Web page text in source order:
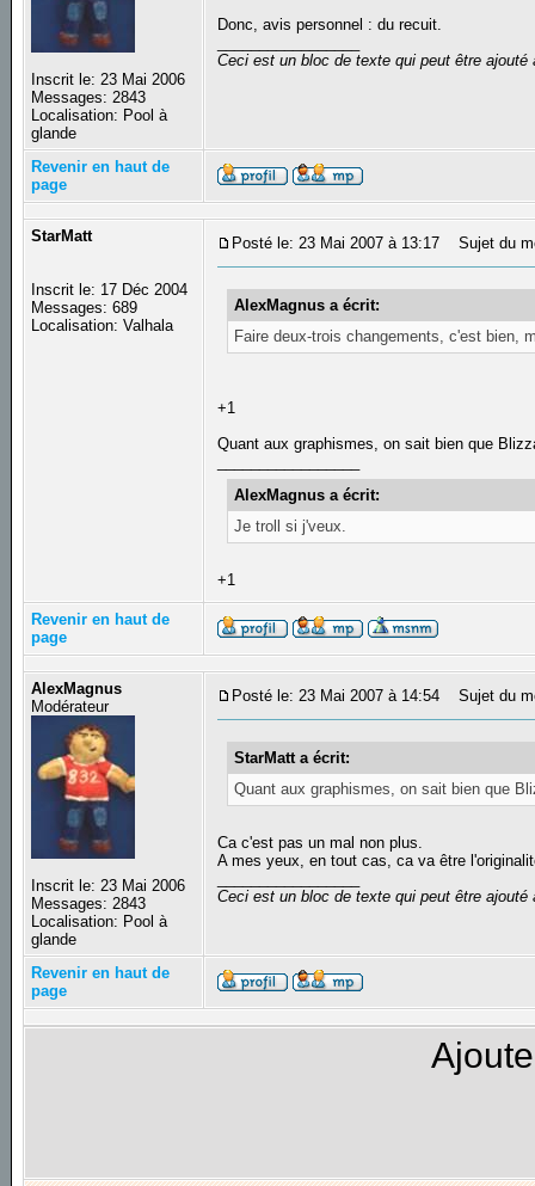
Inscrit le: 23 Mai 2006
Messages: 2843
Localisation: Pool à
glande
Donc, avis personnel : du recuit.
Ceci est un bloc de texte qui peut être
Revenir en haut de
page
StarMatt
Inscrit le: 17 Déc 2004
Messages: 689
Localisation: Valhala
Posté le: 23 Mai 2007 à 13:17 Sujet du
AlexMagnus a écrit:
Faire deux-trois changements, c'est bien,
+1
Quant aux graphismes, on sait bien que
AlexMagnus a écrit:
Je troll si j'veux.
+1
Revenir en haut de
page
AlexMagnus
Modérateur
Inscrit le: 23 Mai 2006
Messages: 2843
Localisation: Pool à
glande
Posté le: 23 Mai 2007 à 14:54 Sujet du
StarMatt a écrit:
Quant aux graphismes, on sait bien que
Ca c'est pas un mal non plus.
A mes yeux, en tout cas, ca va être
Ceci est un bloc de texte qui peut être
Revenir en haut de
page